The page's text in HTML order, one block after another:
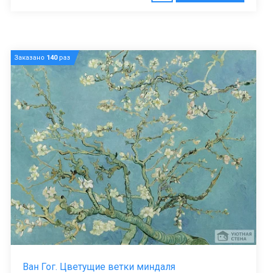
Заказано 140раз
Ван Гог. Цветущие ветки миндаля